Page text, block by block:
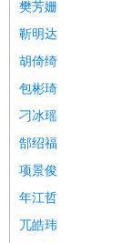
樊芳姗
靳明达
胡倚绮
包彬琦
刁冰瑶
郜绍福
项景俊
年江哲
兀皓玮